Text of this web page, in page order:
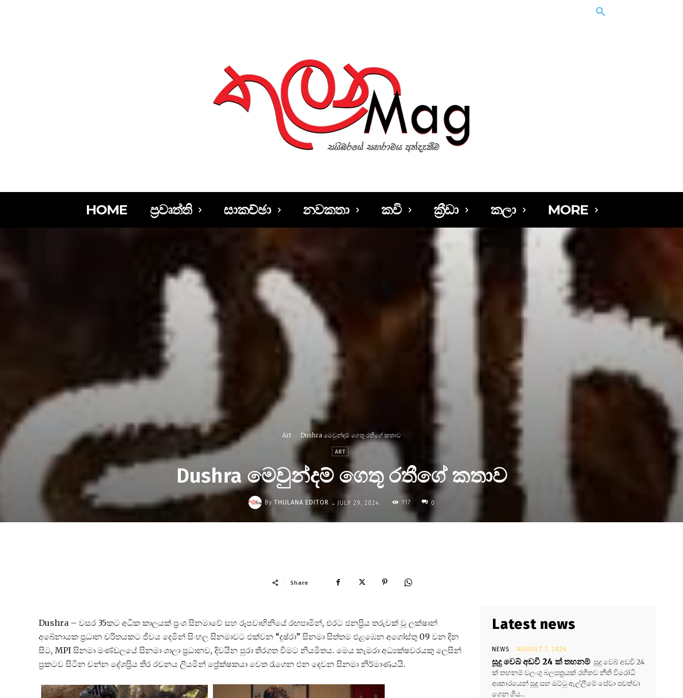
HOME ප්‍රවෘත්ති සාකච්ඡා නවකතා කවි ක්‍රීඩා කලා MORE
Art Dushra මෙවුන්දම් ගෙතූ රතීගේ කතාව
ART
Dushra මෙවුන්දම් ගෙතූ රතීගේ කතාව
By THULANA EDITOR - JULY 29, 2024 117 0
Share
Dushra – වසර 35කට අධික කාලයක් ප්‍රංශ සිනමාවේ සහ රූපවාහිනියේ රඟපාමින්, එරට ජනප්‍රිය තරුවක් වූ ලක්ෂාන්
අබේනායක ප්‍රධාන චරිතයකට ජීවය දෙමින් සිංහල සිනමාවට එක්වන “දූෂ්රා” සිනමා සිත්තම එළඹෙන අගෝස්තු 09 වන දින
සිට, MPI සිනමා මණ්ඩලයේ සිනමා ශාලා ප්‍රධානව, දිවයින පුරා තිරගත වීමට නියමිතය. මෙය කැමරා අධ්‍යක්ෂවරයකු ලෙසින්
ප්‍රකටව සිටින චන්න දේශප්‍රිය තිර රචනය ලියමින් ප්‍රේක්ෂකයා වෙත රැගෙන එන දෙවන සිනමා නිර්මාණයයි.
Latest news
NEWS AUGUST 7, 2026
සූදු වෙබ් අඩවි 24 ක් තහනම් සූදු වෙබ් අඩවි 24
ක් තහනම් වලංගු බලපත්‍රයක් රහිතව නීති විරෝධි
ආකාරයෙන් සූදු සහ ඔට්ටු ඇල්ලීමේ සේවා පවත්වා
ගෙන ගිය...